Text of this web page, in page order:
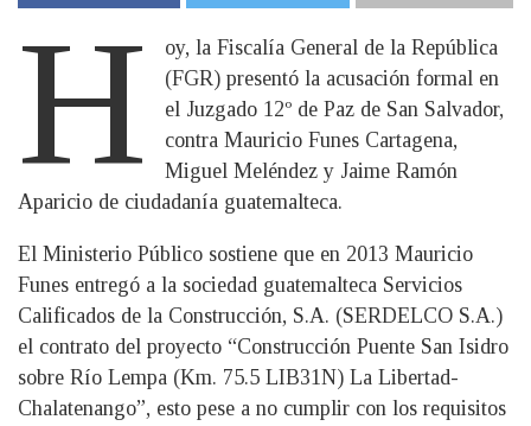
H
oy, la Fiscalía General de la República
(FGR) presentó la acusación formal en
el Juzgado 12º de Paz de San Salvador,
contra Mauricio Funes Cartagena,
Miguel Meléndez y Jaime Ramón
Aparicio de ciudadanía guatemalteca.
El Ministerio Público sostiene que en 2013 Mauricio
Funes entregó a la sociedad guatemalteca Servicios
Calificados de la Construcción, S.A. (SERDELCO S.A.)
el contrato del proyecto “Construcción Puente San Isidro
sobre Río Lempa (Km. 75.5 LIB31N) La Libertad-
Chalatenango”, esto pese a no cumplir con los requisitos